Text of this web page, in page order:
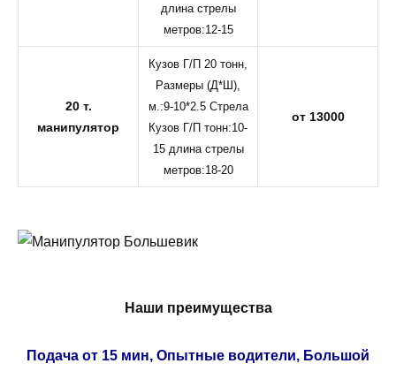
длина стрелы
метров:12-15
20 т.
манипулятор
Кузов Г/П 20 тонн,
Размеры (Д*Ш),
м.:9-10*2.5 Стрела
Кузов Г/П тонн:10-
15 длина стрелы
метров:18-20
от 13000
Наши преимущества
Подача от 15 мин, Опытные водители, Большой